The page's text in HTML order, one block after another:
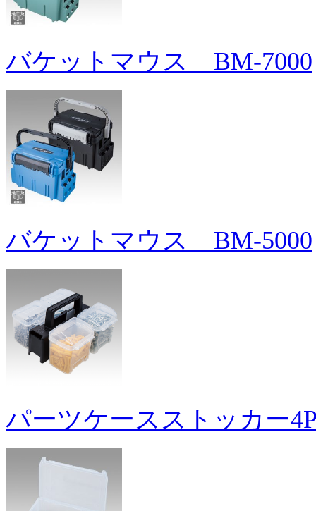
バケットマウス BM-7000
バケットマウス BM-5000
パーツケースストッカー